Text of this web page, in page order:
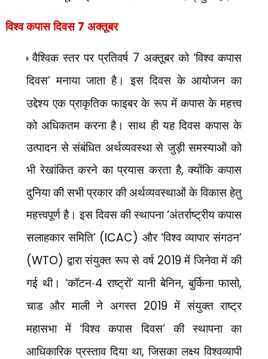
विश्व कपास दिवस 7 अक्तूबर
वैश्विक स्तर पर प्रतिवर्ष 7 अक्तूबर को ‘विश्व कपास
दिवस’मनाया जाता है। इस दिवस के आयोजन का
उद्देश्य एक प्राकृतिक फाइबर के रूप में कपास के महत्त्व
को अधिकतम करना है। साथ ही यह दिवस कपास के
उत्पादन से संबंधित अर्थव्यवस्था से जुड़ी समस्याओं को
भी रेखांकित करने का प्रयास करता है,क्योंकि कपास
दुनिया की सभी प्रकार की अर्थव्यवस्थाओं के विकास हेतु
महत्त्वपूर्ण है। इस दिवस की स्थापना‘अंतर्राष्ट्रीय कपास
सलाहकार समिति’ (ICAC) और ‘विश्व व्यापार संगठन’
(WTO)द्वारा संयुक्त रूप से वर्ष 2019 में जिनेवा में की
गई थी। ‘कॉटन-4 राष्ट्रों’यानी बेनिन,बुर्किना फासो,
चाड और माली ने अगस्त 2019 में संयुक्त राष्ट्र
महासभा में‘विश्व कपास दिवस’की स्थापना का
आधिकारिक प्रस्ताव दिया था,जिसका लक्ष्य विश्वव्यापी